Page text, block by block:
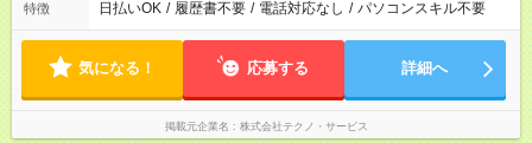
特徴 日払いOK / 履歴書不要 / 電話対応なし / パソコンスキル不要
気になる！ 応募する 詳細へ
掲載元企業名 株式会社テクノ・サービス